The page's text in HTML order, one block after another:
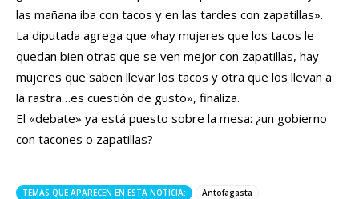
las mañana iba con tacos y en las tardes con zapatillas».
La diputada agrega que «hay mujeres que los tacos le
quedan bien otras que se ven mejor con zapatillas, hay
mujeres que saben llevar los tacos y otra que los llevan a
la rastra…es cuestión de gusto», finaliza.
El «debate» ya está puesto sobre la mesa: ¿un gobierno
con tacones o zapatillas?
TEMAS QUE APARECEN EN ESTA NOTICIA:
Antofagasta